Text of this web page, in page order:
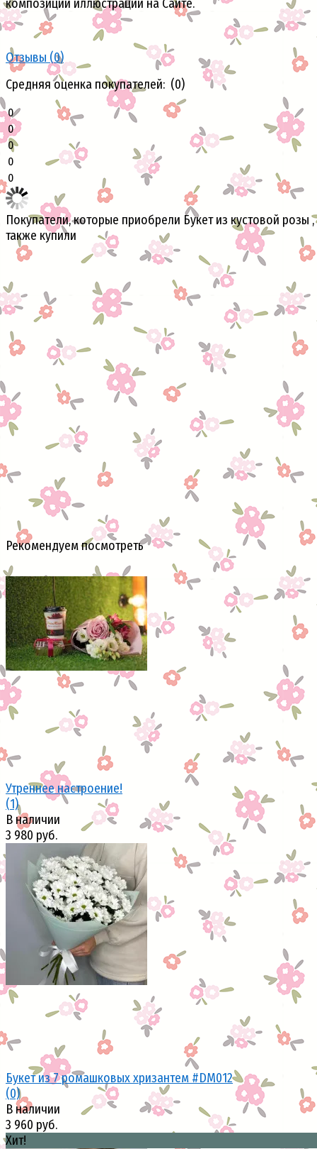
композиции иллюстрации на Сайте.
Отзывы (0)
Средняя оценка покупателей: (0)
0
0
0
0
0
Покупатели, которые приобрели Букет из кустовой розы ,
также купили
Рекомендуем посмотреть
избранное сравнить
Утреннее настроение!
(1)
В наличии
3 980 руб.
Букет из 7 ромашковых хризантем #DM012
(0)
В наличии
3 960 руб.
Хит!